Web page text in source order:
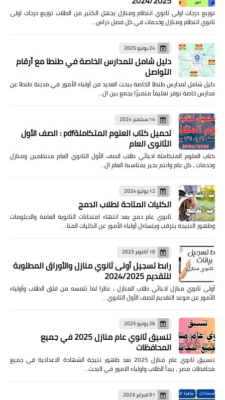
توزيع درجات اولى ثانوي انتظام ومنازل يجهل الكثير من الطلاب توزيع درجات اولى
ثانوي انتظام ومنازل وخدمات في كل فصل دراس…
24 يونيو 2025
دليل شامل للمدارس الخاصة في طنطا مع أرقام
التواصل
دليل شامل لمدارس طنطا الخاصة يبحث العديد من أولياء الأمور في مدينة طنطا عن
مدارس خاصة توفر تعليماً متميزًا يجمع بين ال…
14 سبتمبر 2024
تحميل كتاب العلوم المتكاملةpdf : الصف الأول
الثانوي العام
كتاب العلوم المتكاملة احبائي طلاب الصف الأول الثانوي العام منتظمين ومنازل
وخدمات ، كل عام وانتم بخير بمناسبة العام ال…
12 يوليو 2024
الكليات المتاحة لطلاب الدمج
ثانوي عام دمج بعد انتهاء امتحانات الثانوية العامة والدبلومات
وظهور النتيجة يترقب ويتساءل أولياء الأمور عن الكليات المتا…
10 أكتوبر 2023
رابط تسجيل أولى ثانوي منازل والأوراق المطلوبة
للتقديم 2024/2025
أولى ثانوي منازل احبائي طلاب المنازل ، نظرا لما نلمسه من قلق الطلاب وأولياء
الأمور عن موعد التقديم للصف الأول الثانوي …
26 يونيو 2025
تنسيق ثانوي عام منازل 2025 في جميع
المحافظات
تنسيق ثانوي عام منازل 2025 بعد ظهور نتيجة الشهادة الاعدادية في جميع
محافظات مصر ، يبدأ الطلاب واولياء الامور في البحث…
01 فبراير 2023